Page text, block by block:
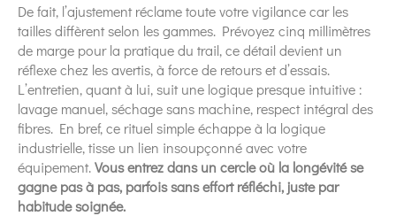
De fait, l’ajustement réclame toute votre vigilance car les
tailles diffèrent selon les gammes. Prévoyez cinq millimètres
de marge pour la pratique du trail, ce détail devient un
réflexe chez les avertis, à force de retours et d’essais.
L’entretien, quant à lui, suit une logique presque intuitive :
lavage manuel, séchage sans machine, respect intégral des
fibres. En bref, ce rituel simple échappe à la logique
industrielle, tisse un lien insoupçonné avec votre
équipement.Vous entrez dans un cercle où la longévité se
gagne pas à pas, parfois sans effort réfléchi, juste par
habitude soignée.